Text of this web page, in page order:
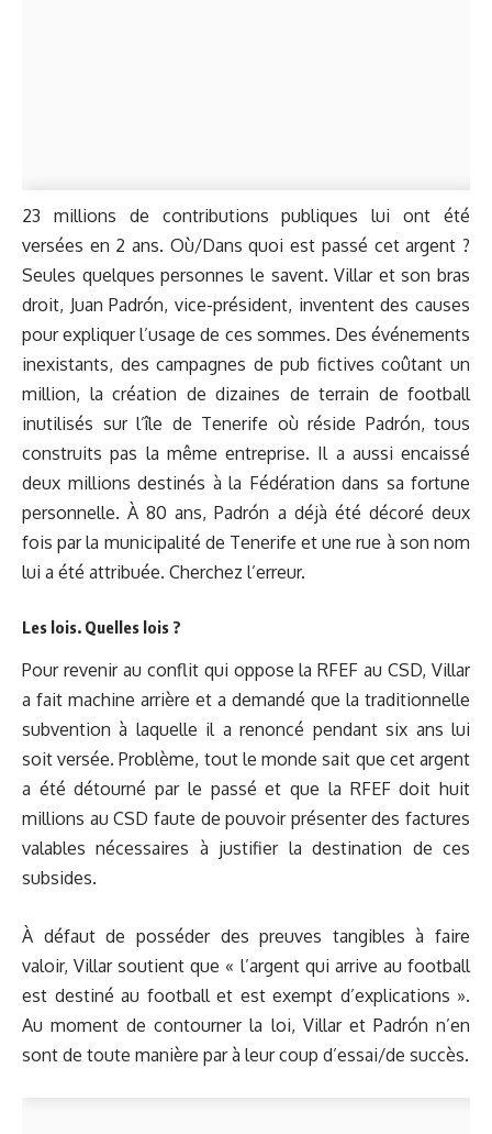
23 millions de contributions publiques lui ont été
versées en 2 ans. Où/Dans quoi est passé cet argent ?
Seules quelques personnes le savent. Villar et son bras
droit, Juan Padrón, vice-président, inventent des causes
pour expliquer l’usage de ces sommes. Des événements
inexistants, des campagnes de pub fictives coûtant un
million, la création de dizaines de terrain de football
inutilisés sur l’île de Tenerife où réside Padrón, tous
construits pas la même entreprise. Il a aussi encaissé
deux millions destinés à la Fédération dans sa fortune
personnelle. À 80 ans, Padrón a déjà été décoré deux
fois par la municipalité de Tenerife et une rue à son nom
lui a été attribuée. Cherchez l’erreur.
Les lois. Quelles lois ?
Pour revenir au conflit qui oppose la RFEF au CSD, Villar
a fait machine arrière et a demandé que la traditionnelle
subvention à laquelle il a renoncé pendant six ans lui
soit versée. Problème, tout le monde sait que cet argent
a été détourné par le passé et que la RFEF doit huit
millions au CSD faute de pouvoir présenter des factures
valables nécessaires à justifier la destination de ces
subsides.
À défaut de posséder des preuves tangibles à faire
valoir, Villar soutient que « l’argent qui arrive au football
est destiné au football et est exempt d’explications ».
Au moment de contourner la loi, Villar et Padrón n’en
sont de toute manière par à leur coup d’essai/de succès.